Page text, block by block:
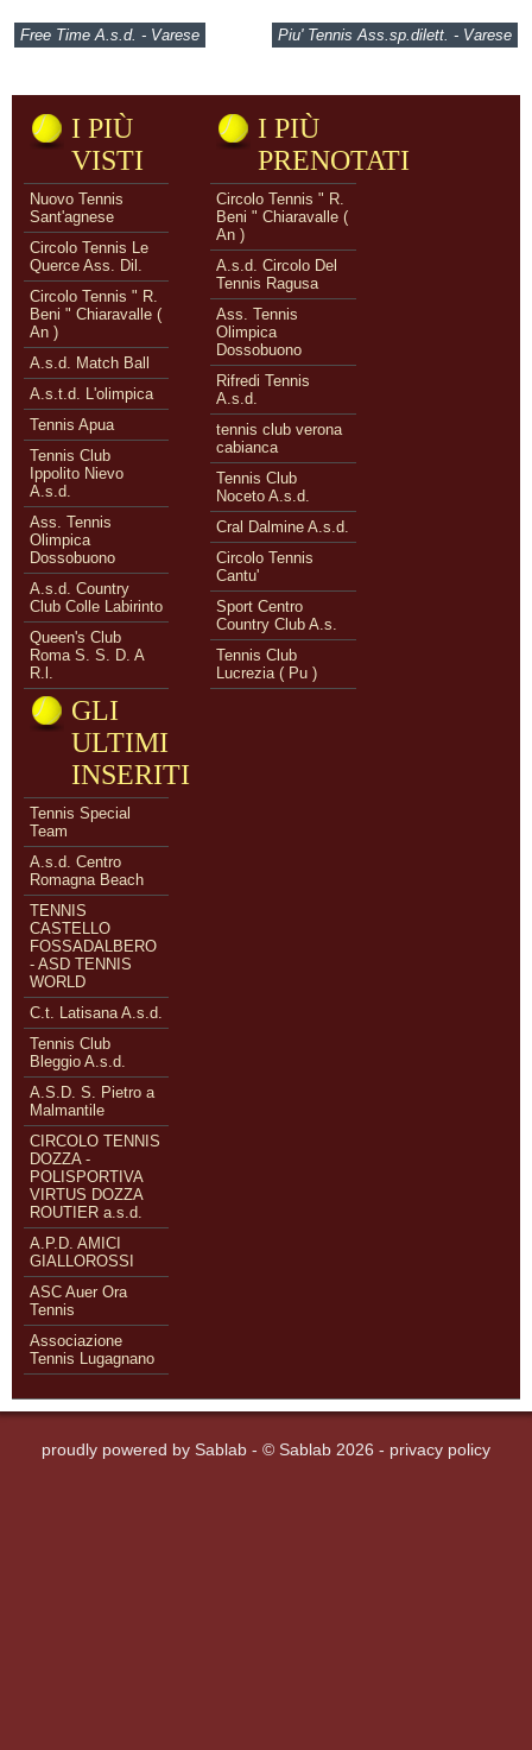
Free Time A.s.d. - Varese Piu' Tennis Ass.sp.dilett. - Varese
I PIÙ
VISTI
Nuovo Tennis
Sant'agnese
Circolo Tennis Le
Querce Ass. Dil.
Circolo Tennis " R.
Beni " Chiaravalle (
An )
A.s.d. Match Ball
A.s.t.d. L'olimpica
Tennis Apua
Tennis Club
Ippolito Nievo
A.s.d.
Ass. Tennis
Olimpica
Dossobuono
A.s.d. Country
Club Colle Labirinto
Queen's Club
Roma S. S. D. A
R.l.
I PIÙ
PRENOTATI
Circolo Tennis " R.
Beni " Chiaravalle (
An )
A.s.d. Circolo Del
Tennis Ragusa
Ass. Tennis
Olimpica
Dossobuono
Rifredi Tennis
A.s.d.
tennis club verona
cabianca
Tennis Club
Noceto A.s.d.
Cral Dalmine A.s.d.
Circolo Tennis
Cantu'
Sport Centro
Country Club A.s.
Tennis Club
Lucrezia ( Pu )
GLI
ULTIMI
INSERITI
Tennis Special
Team
A.s.d. Centro
Romagna Beach
TENNIS
CASTELLO
FOSSADALBERO
- ASD TENNIS
WORLD
C.t. Latisana A.s.d.
Tennis Club
Bleggio A.s.d.
A.S.D. S. Pietro a
Malmantile
CIRCOLO TENNIS
DOZZA -
POLISPORTIVA
VIRTUS DOZZA
ROUTIER a.s.d.
A.P.D. AMICI
GIALLOROSSI
ASC Auer Ora
Tennis
Associazione
Tennis Lugagnano
proudly powered by Sablab - © Sablab 2026 - privacy policy